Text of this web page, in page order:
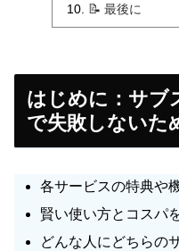
📝 最後に
はじめに：サブ
で失敗しないた
各サービスの特典や
賢い使い方とコスパ
どんな人にどちらの